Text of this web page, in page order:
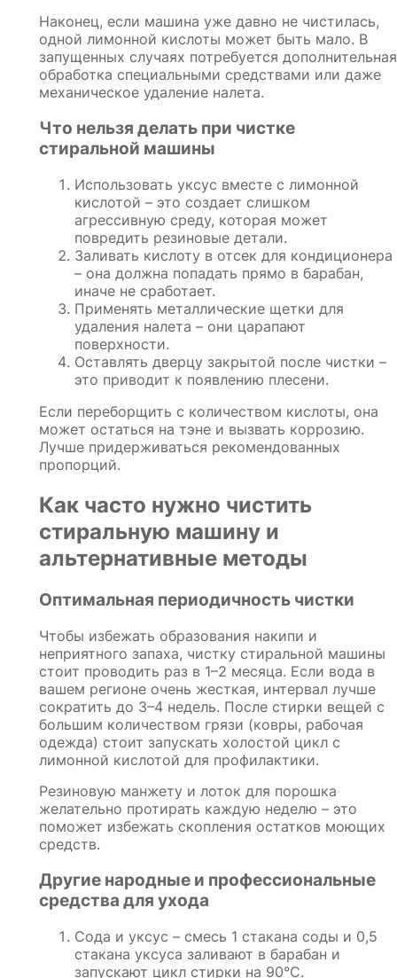
Наконец, если машина уже давно не чистилась,
одной лимонной кислоты может быть мало. В
запущенных случаях потребуется дополнительная
обработка специальными средствами или даже
механическое удаление налета.
Что нельзя делать при чистке
стиральной машины
Использовать уксус вместе с лимонной
кислотой – это создает слишком
агрессивную среду, которая может
повредить резиновые детали.
Заливать кислоту в отсек для кондиционера
– она должна попадать прямо в барабан,
иначе не сработает.
Применять металлические щетки для
удаления налета – они царапают
поверхности.
Оставлять дверцу закрытой после чистки –
это приводит к появлению плесени.
Если переборщить с количеством кислоты, она
может остаться на тэне и вызвать коррозию.
Лучше придерживаться рекомендованных
пропорций.
Как часто нужно чистить
стиральную машину и
альтернативные методы
Оптимальная периодичность чистки
Чтобы избежать образования накипи и
неприятного запаха, чистку стиральной машины
стоит проводить раз в 1–2 месяца. Если вода в
вашем регионе очень жесткая, интервал лучше
сократить до 3–4 недель. После стирки вещей с
большим количеством грязи (ковры, рабочая
одежда) стоит запускать холостой цикл с
лимонной кислотой для профилактики.
Резиновую манжету и лоток для порошка
желательно протирать каждую неделю – это
поможет избежать скопления остатков моющих
средств.
Другие народные и профессиональные
средства для ухода
Сода и уксус – смесь 1 стакана соды и 0,5
стакана уксуса заливают в барабан и
запускают цикл стирки на 90°C.